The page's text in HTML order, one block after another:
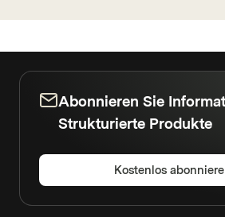
Abonnieren Sie
Strukturierte Produkte
Kostenlos